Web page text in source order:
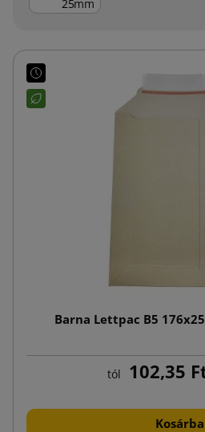
mm
Barna Lettpac B5
tól 102,35
Kosárba